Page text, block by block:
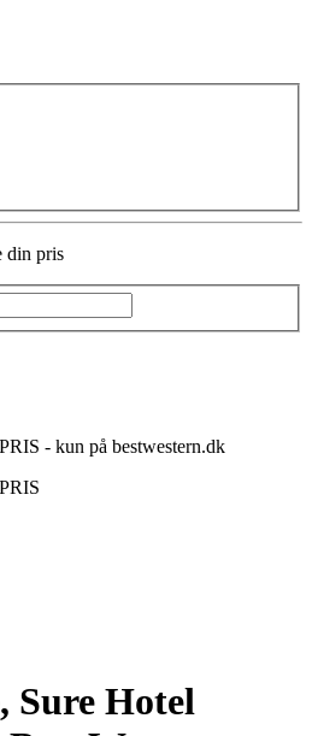
din pris
- kun på bestwestern.dk
Sure Hotel